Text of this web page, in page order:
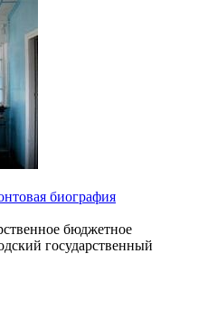
биография
бюджетное
государственный